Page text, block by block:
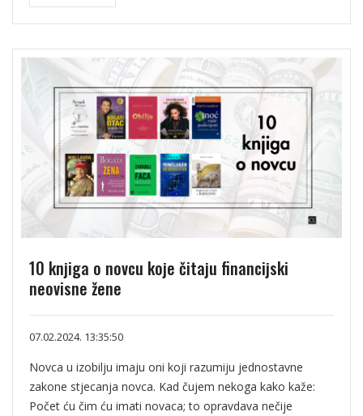
10 knjiga o novcu koje čitaju financijski
neovisne žene
07.02.2024. 13:35:50
Novca u izobilju imaju oni koji razumiju jednostavne
zakone stjecanja novca. Kad čujem nekoga kako kaže:
Počet ću čim ću imati novaca; to opravdava nečije